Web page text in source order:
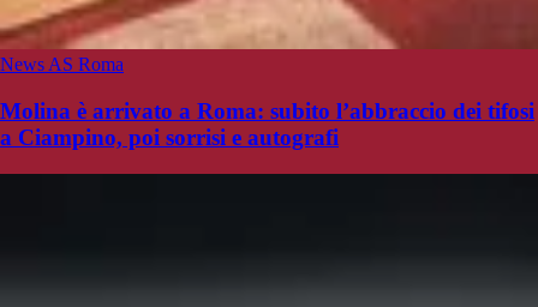
News AS Roma
Molina è arrivato a Roma: subito l’abbraccio dei tifosi
a Ciampino, poi sorrisi e autografi